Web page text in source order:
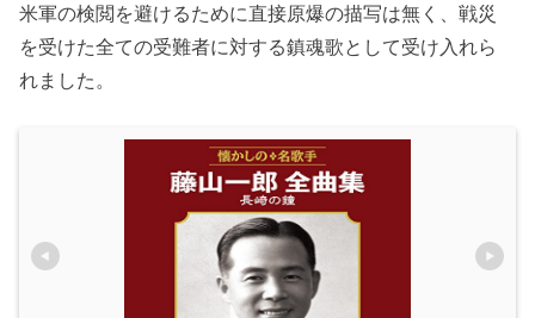
米軍の検閲を避けるために直接原爆の描写は無く、戦災
を受けた全ての受難者に対する鎮魂歌として受け入れら
れました。